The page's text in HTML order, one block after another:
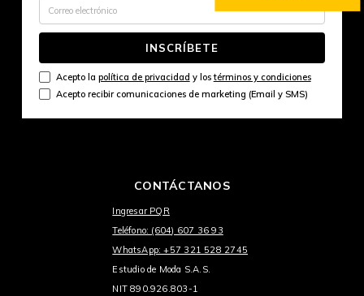
INSCRÍBETE
Acepto la política de privacidad y lostérminos y condiciones
Acepto recibir comunicaciones de marketing (Email y SMS)
CONTÁCTANOS
Ingresar PQR
Teléfono: (604) 607 36 93
WhatsApp: +57 321 528 2745
Estudio de Moda S.A.S.
NIT 890.926.803-1